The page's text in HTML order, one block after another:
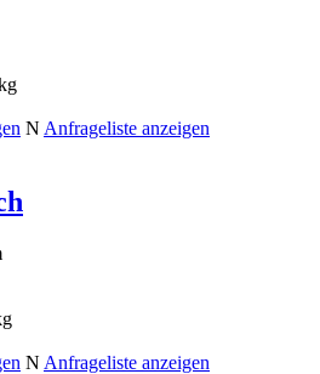
N Anfrageliste anzeigen
N Anfrageliste anzeigen